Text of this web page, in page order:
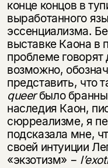
конце концов в
выработанного
эссенциализма.
выставке Каона в
проблеме
возможно,
представить, что
queerбыло
наследия Каон,
сюрреализме, я
подсказала мне,
своей интуиции
«экзотизм» −